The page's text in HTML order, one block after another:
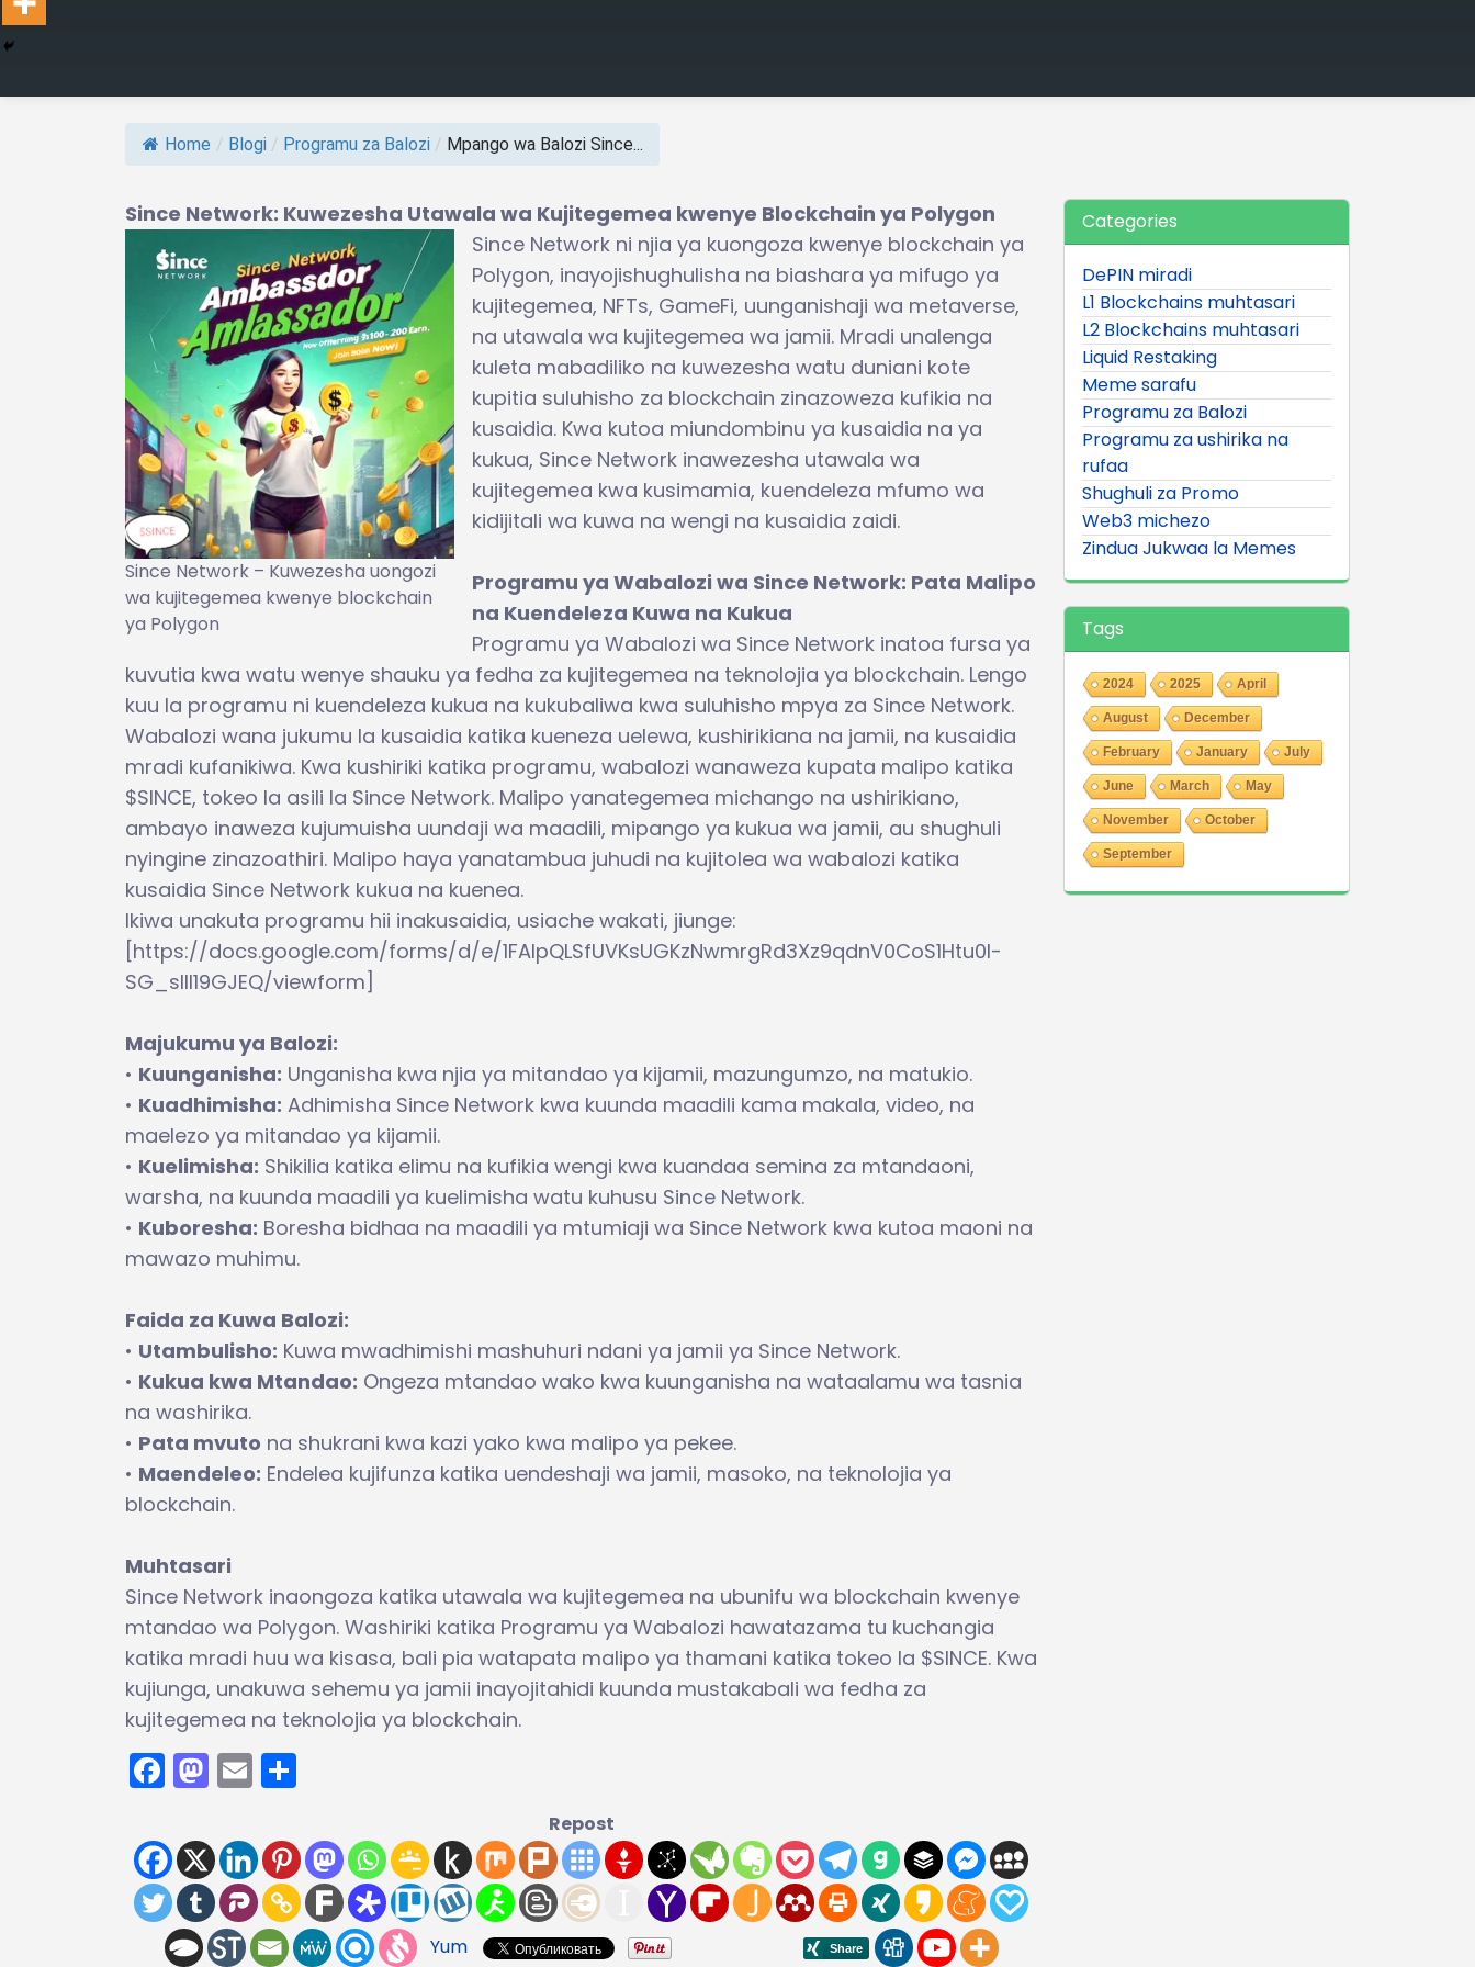
Home / Blogi / Programu za Balozi / Mpango wa Balozi Since...
Since Network: Kuwezesha Utawala wa Kujitegemea kwenye Blockchain ya Polygon
Since Network – Kuwezesha uongozi
wa kujitegemea kwenye blockchain
ya Polygon
Since Network ni njia ya kuongoza kwenye blockchain ya
Polygon, inayojishughulisha na biashara ya mifugo ya
kujitegemea, NFTs, GameFi, uunganishaji wa metaverse,
na utawala wa kujitegemea wa jamii. Mradi unalenga
kuleta mabadiliko na kuwezesha watu duniani kote
kupitia suluhisho za blockchain zinazoweza kufikia na
kusaidia. Kwa kutoa miundombinu ya kusaidia na ya
kukua, Since Network inawezesha utawala wa
kujitegemea kwa kusimamia, kuendeleza mfumo wa
kidijitali wa kuwa na wengi na kusaidia zaidi.
Programu ya Wabalozi wa Since Network: Pata Malipo
na Kuendeleza Kuwa na Kukua
Programu ya Wabalozi wa Since Network inatoa fursa ya
kuvutia kwa watu wenye shauku ya fedha za kujitegemea na teknolojia ya blockchain. Lengo
kuu la programu ni kuendeleza kukua na kukubaliwa kwa suluhisho mpya za Since Network.
Wabalozi wana jukumu la kusaidia katika kueneza uelewa, kushirikiana na jamii, na kusaidia
mradi kufanikiwa. Kwa kushiriki katika programu, wabalozi wanaweza kupata malipo katika
$SINCE, tokeo la asili la Since Network. Malipo yanategemea michango na ushirikiano,
ambayo inaweza kujumuisha uundaji wa maadili, mipango ya kukua wa jamii, au shughuli
nyingine zinazoathiri. Malipo haya yanatambua juhudi na kujitolea wa wabalozi katika
kusaidia Since Network kukua na kuenea.
Ikiwa unakuta programu hii inakusaidia, usiache wakati, jiunge:
[https://docs.google.com/forms/d/e/1FAIpQLSfUVKsUGKzNwmrgRd3Xz9qdnV0CoS1Htu0I-
SG_slll19GJEQ/viewform]
Majukumu ya Balozi:
• Kuunganisha: Unganisha kwa njia ya mitandao ya kijamii, mazungumzo, na matukio.
• Kuadhimisha: Adhimisha Since Network kwa kuunda maadili kama makala, video, na
maelezo ya mitandao ya kijamii.
• Kuelimisha: Shikilia katika elimu na kufikia wengi kwa kuandaa semina za mtandaoni,
warsha, na kuunda maadili ya kuelimisha watu kuhusu Since Network.
• Kuboresha: Boresha bidhaa na maadili ya mtumiaji wa Since Network kwa kutoa maoni na
mawazo muhimu.
Faida za Kuwa Balozi:
• Utambulisho: Kuwa mwadhimishi mashuhuri ndani ya jamii ya Since Network.
• Kukua kwa Mtandao: Ongeza mtandao wako kwa kuunganisha na wataalamu wa tasnia
na washirika.
• Pata mvuto na shukrani kwa kazi yako kwa malipo ya pekee.
• Maendeleo: Endelea kujifunza katika uendeshaji wa jamii, masoko, na teknolojia ya
blockchain.
Muhtasari
Since Network inaongoza katika utawala wa kujitegemea na ubunifu wa blockchain kwenye
mtandao wa Polygon. Washiriki katika Programu ya Wabalozi hawatazama tu kuchangia
katika mradi huu wa kisasa, bali pia watapata malipo ya thamani katika tokeo la $SINCE. Kwa
kujiunga, unakuwa sehemu ya jamii inayojitahidi kuunda mustakabali wa fedha za
kujitegemea na teknolojia ya blockchain.
Facebook
Mastodon
Email
Repost
Yum
Categories
DePIN miradi
L1 Blockchains muhtasari
L2 Blockchains muhtasari
Liquid Restaking
Meme sarafu
Programu za Balozi
Programu za ushirika na
rufaa
Shughuli za Promo
Web3 michezo
Zindua Jukwaa la Memes
Tags
2024 2025 April
August December
February January July
June March May
November October
September